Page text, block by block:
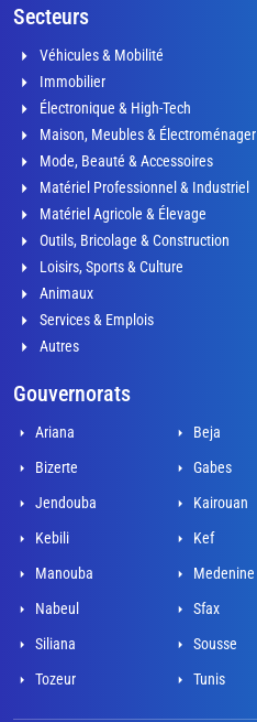
Secteurs
Véhicules & Mobilité
Immobilier
Électronique & High-Tech
Maison, Meubles & Électroménager
Mode, Beauté & Accessoires
Matériel Professionnel & Industriel
Matériel Agricole & Élevage
Outils, Bricolage & Construction
Loisirs, Sports & Culture
Animaux
Services & Emplois
Autres
Gouvernorats
Ariana Beja
Bizerte
Gabes
Jendouba
Kairouan
Kebili
Kef
Manouba
Medenine
Nabeul
Sfax
Siliana
Sousse
Tozeur
Tunis